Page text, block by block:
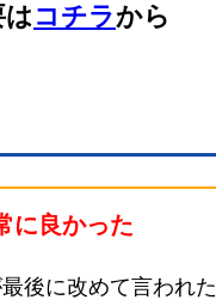
はコチラから
に良かった
後に改めて言われた